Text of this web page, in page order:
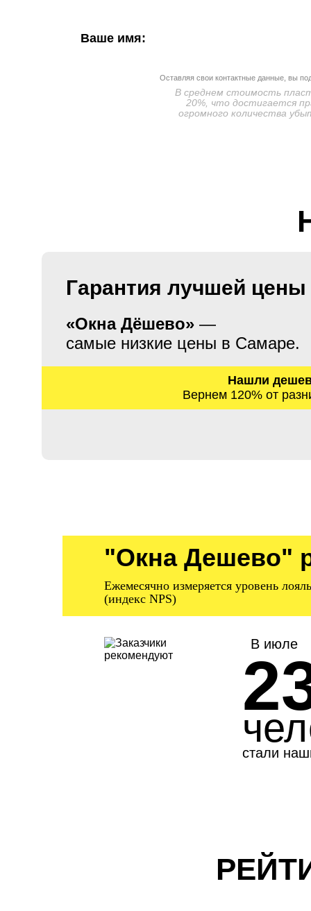
Ваше имя:
Оставляя свои контактные данные, вы
В среднем стоимость
20%, что достигается
огромного количества
Гарантия лучшей цены
«Окна Дёшево» —
самые низкие цены в Самаре.
Нашли
Вернем 120% от
"Окна Дешево"
Ежемесячно измеряется уровень
(индекс NPS)
В июле
стали